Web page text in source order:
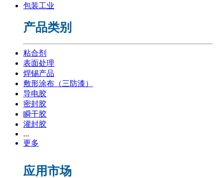
包装工业
产品类别
粘合剂
表面处理
焊锡产品
敷形涂布（三防漆）
导电胶
密封胶
瞬干胶
灌封胶
...
更多
应用市场